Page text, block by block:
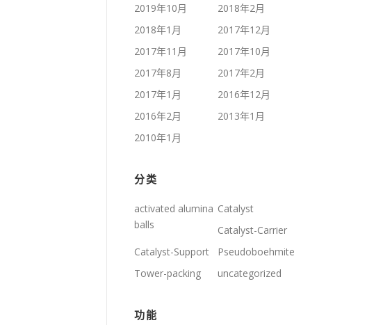
2019年10月
2018年2月
2018年1月
2017年12月
2017年11月
2017年10月
2017年8月
2017年2月
2017年1月
2016年12月
2016年2月
2013年1月
2010年1月
分类
activated alumina
balls
Catalyst
Catalyst-Carrier
Catalyst-Support
Pseudoboehmite
Tower-packing
uncategorized
功能